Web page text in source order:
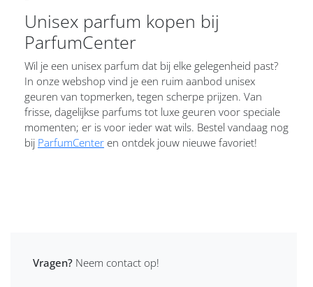
Unisex parfum kopen bij
ParfumCenter
Wil je een unisex parfum dat bij elke gelegenheid past?
In onze webshop vind je een ruim aanbod unisex
geuren van topmerken, tegen scherpe prijzen. Van
frisse, dagelijkse parfums tot luxe geuren voor speciale
momenten; er is voor ieder wat wils. Bestel vandaag nog
bij ParfumCenter en ontdek jouw nieuwe favoriet!
Vragen? Neem contact op!